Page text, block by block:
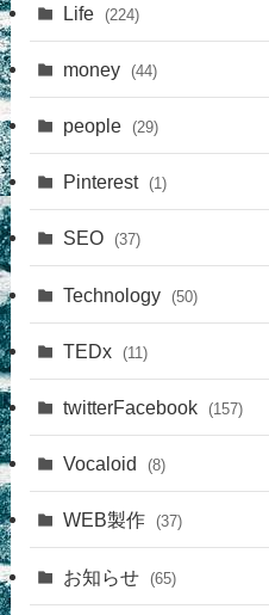
Life (224)
money (44)
people (29)
Pinterest (1)
SEO (37)
Technology (50)
TEDx (11)
twitterFacebook (157)
Vocaloid (8)
WEB製作 (37)
お知らせ (65)